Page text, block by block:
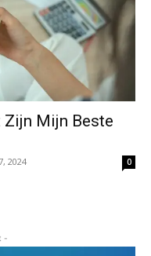
Zijn Mijn Beste
2024 0
-